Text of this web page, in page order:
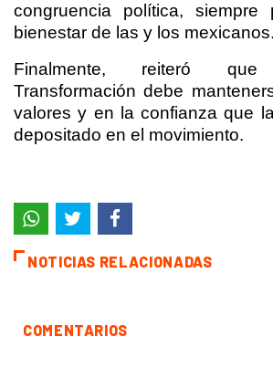
congruencia política, siempre
bienestar de las y los mexicanos.
Finalmente, reiteró
Transformación debe
valores y en la confianza que
depositado en el movimiento.
NOTICIAS RELACIONADAS
COMENTARIOS